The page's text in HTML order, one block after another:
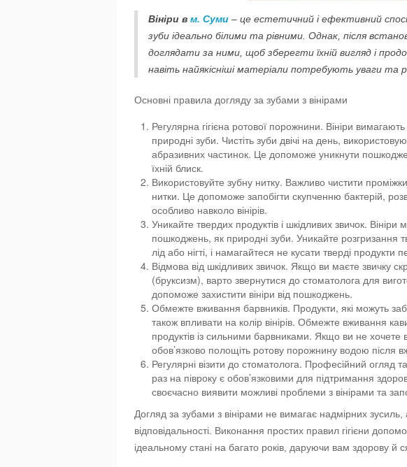
Вініри в м. Суми – це естетичний і ефективний
зуби ідеально білими та рівними. Однак, після
доглядати за ними, щоб зберегти їхній вигляд і
навіть найякісніші матеріали потребують уваги та
Основні правила догляду за зубами з вінірами
Регулярна гігієна ротової порожнини. Вініри
природні зуби. Чистіть зуби двічі на день,
абразивних частинок. Це допоможе уникнути
їхній блиск.
Використовуйте зубну нитку. Важливо чистити
нитки. Це допоможе запобігти скупченню бактерій,
особливо навколо вінірів.
Уникайте твердих продуктів і шкідливих звичок. Вініри
пошкоджень, як природні зуби. Уникайте розгризання
лід або нігті, і намагайтеся не кусати тверді продукти
Відмова від шкідливих звичок. Якщо ви маєте звичку
(бруксизм), варто звернутися до стоматолога для
допоможе захистити вініри від пошкоджень.
Обмежте вживання барвників. Продукти, які можуть
також впливати на колір вінірів. Обмежте вживання
продуктів із сильними барвниками. Якщо ви не хочете
обов’язково полощіть ротову порожнину водою після
Регулярні візити до стоматолога. Професійний огляд
раз на півроку є обов’язковими для підтримання
своєчасно виявити можливі проблеми з вінірами та
Догляд за зубами з вінірами не вимагає надмірних зусиль,
відповідальності. Виконання простих правил гігієни
ідеальному стані на багато років, даруючи вам здорову й